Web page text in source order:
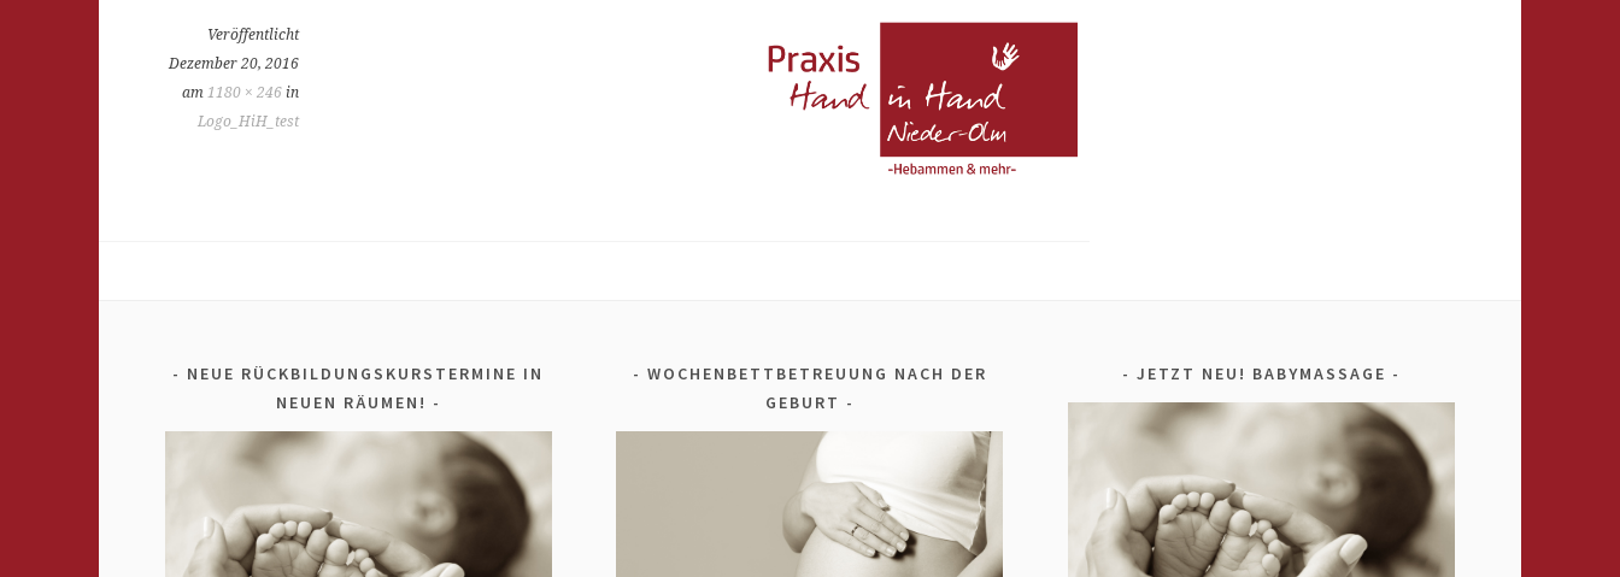
Veröffentlicht
Dezember 20, 2016
am 1180 × 246 in
Logo_HiH_test
NEUE RÜCKBILDUNGSKURSTERMINE IN
NEUEN RÄUMEN!
WOCHENBETTBETREUUNG NACH DER
GEBURT
JETZT NEU! BABYMASSAGE